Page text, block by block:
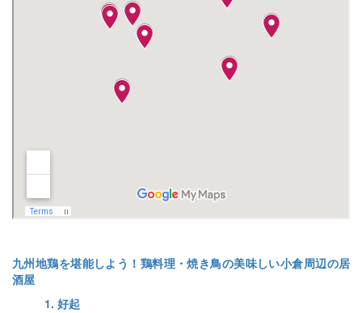
九州地鶏を堪能しよう！鶏料理・焼き鳥の美味しい小倉周辺の居
酒屋
1. 好起